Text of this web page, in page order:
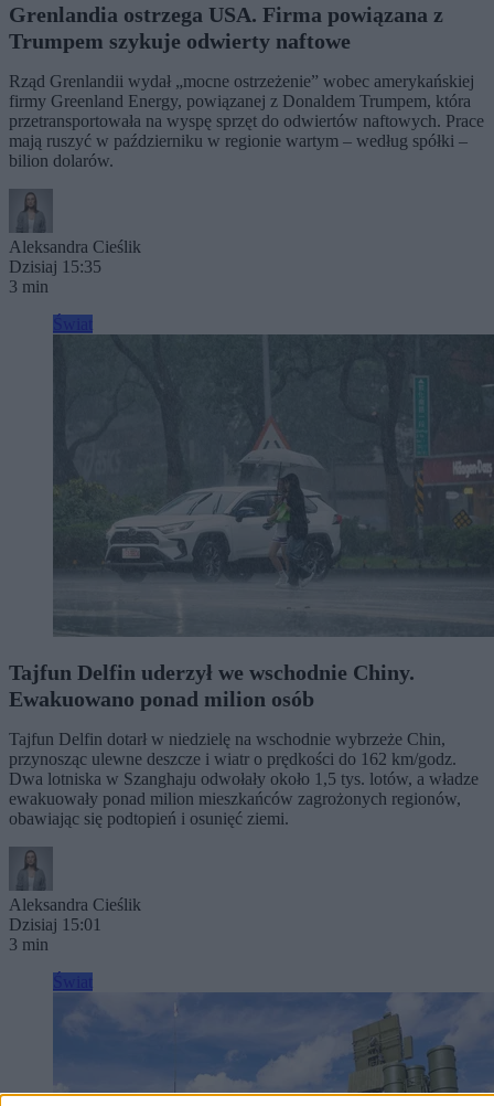
Grenlandia ostrzega USA. Firma powiązana z
Trumpem szykuje odwierty naftowe
Rząd Grenlandii wydał „mocne ostrzeżenie” wobec amerykańskiej
firmy Greenland Energy, powiązanej z Donaldem Trumpem, która
przetransportowała na wyspę sprzęt do odwiertów naftowych. Prace
mają ruszyć w październiku w regionie wartym – według spółki –
bilion dolarów.
Aleksandra Cieślik
Dzisiaj 15:35
3 min
Tajfun Delfin uderzył we wschodnie Chiny.
Ewakuowano ponad milion osób
Tajfun Delfin dotarł w niedzielę na wschodnie wybrzeże Chin,
przynosząc ulewne deszcze i wiatr o prędkości do 162 km/godz.
Dwa lotniska w Szanghaju odwołały około 1,5 tys. lotów, a władze
ewakuowały ponad milion mieszkańców zagrożonych regionów,
obawiając się podtopień i osunięć ziemi.
Aleksandra Cieślik
Dzisiaj 15:01
3 min